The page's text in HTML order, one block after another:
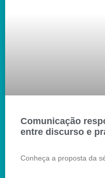
Comunicação
entre discurso e
Conheça a proposta da